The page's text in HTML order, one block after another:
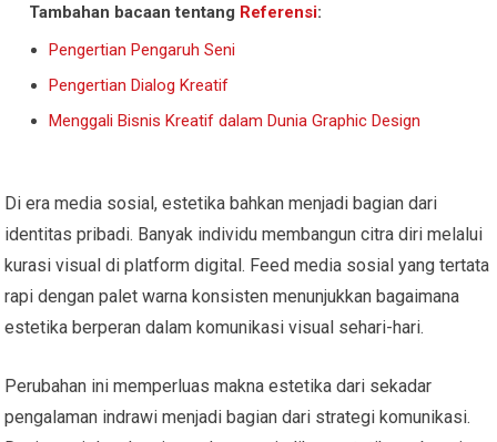
Tambahan bacaan tentang Referensi:
Pengertian Pengaruh Seni
Pengertian Dialog Kreatif
Menggali Bisnis Kreatif dalam Dunia Graphic Design
Di era media sosial, estetika bahkan menjadi bagian dari
identitas pribadi. Banyak individu membangun citra diri melalui
kurasi visual di platform digital. Feed media sosial yang tertata
rapi dengan palet warna konsisten menunjukkan bagaimana
estetika berperan dalam komunikasi visual sehari-hari.
Perubahan ini memperluas makna estetika dari sekadar
pengalaman indrawi menjadi bagian dari strategi komunikasi.